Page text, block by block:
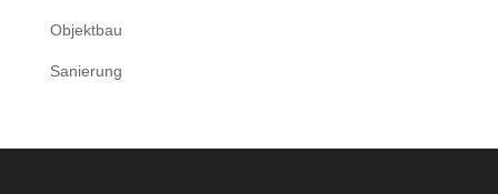
Objektbau
Sanierung